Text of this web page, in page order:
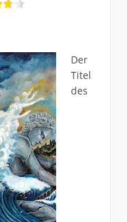
Der
Titel
des